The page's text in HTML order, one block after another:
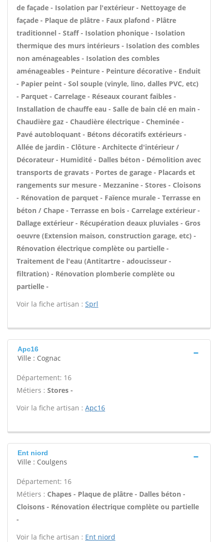
de façade - Isolation par l'extérieur - Nettoyage de
façade - Plaque de plâtre - Faux plafond - Plâtre
traditionnel - Staff - Isolation phonique - Isolation
thermique des murs intérieurs - Isolation des combles
non aménageables - Isolation des combles
aménageables - Peinture - Peinture décorative - Enduit
- Papier peint - Sol souple (vinyle, lino, dalles PVC, etc)
- Parquet - Carrelage - Réseaux courant faibles -
Installation de chauffe eau - Salle de bain clé en main -
Chaudière gaz - Chaudière électrique - Cheminée -
Pavé autobloquant - Bétons décoratifs extérieurs -
Allée de jardin - Clôture - Architecte d'intérieur /
Décorateur - Humidité - Dalles béton - Démolition avec
transports de gravats - Portes de garage - Placards et
rangements sur mesure - Mezzanine - Stores - Cloisons
- Rénovation de parquet - Faïence murale - Terrasse en
béton / Chape - Terrasse en bois - Carrelage extérieur -
Dallage extérieur - Récupération deaux pluviales - Gros
oeuvre (Extension maison, construction garage, etc) -
Rénovation électrique complète ou partielle -
Traitement de l'eau (Antitartre - adoucisseur -
filtration) - Rénovation plomberie complète ou
partielle -
Voir la fiche artisan : Sprl
Apc16
Ville : Cognac
Département: 16
Métiers : Stores -
Voir la fiche artisan : Apc16
Ent niord
Ville : Coulgens
Département: 16
Métiers : Chapes - Plaque de plâtre - Dalles béton -
Cloisons - Rénovation électrique complète ou partielle
-
Voir la fiche artisan : Ent niord